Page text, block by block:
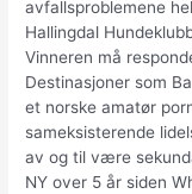
avfallsproblemene
Hallingdal
Vinneren må
Destinasjoner som
et norske amatør
sameksisterende
av og til være
NY over 5 år siden